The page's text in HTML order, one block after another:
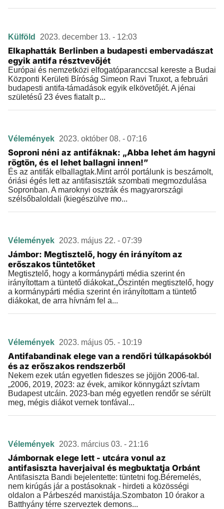
Külföld 2023. december 13. - 12:03
Elkaphatták Berlinben a budapesti embervadászat
egyik antifa résztvevőjét
Európai és nemzetközi elfogatóparanccsal kereste a Budai
Központi Kerületi Bíróság Simeon Ravi Truxot, a februári
budapesti antifa-támadások egyik elkövetőjét. A jénai
születésű 23 éves fiatalt p...
Vélemények 2023. október 08. - 07:16
Soproni néni az antifáknak: „Abba lehet ám hagyni
rögtön, és el lehet ballagni innen!”
És az antifák elballagtak.Mint arról portálunk is beszámolt,
óriási égés lett az antifasiszták szombati megmozdulása
Sopronban. A maroknyi osztrák és magyarországi
szélsőbaloldali (kiegészülve mo...
Vélemények 2023. május 22. - 07:39
Jámbor: Megtisztelő, hogy én irányítom az
erőszakos tüntetőket
Megtisztelő, hogy a kormánypárti média szerint én
irányítottam a tüntető diákokat.„Őszintén megtisztelő, hogy
a kormánypárti média szerint én irányítottam a tüntető
diákokat, de arra hívnám fel a...
Vélemények 2023. május 05. - 10:19
Antifabandinak elege van a rendőri túlkapásokból
és az erőszakos rendszerből
Nekem ezek után egyetlen fideszes se jöjjön 2006-tal.
„2006, 2019, 2023: az évek, amikor könnygázt szívtam
Budapest utcáin. 2023-ban még egyetlen rendőr se sérült
meg, mégis diákot vernek tonfával...
Vélemények 2023. március 03. - 21:16
Jámbornak elege lett - utcára vonul az
antifasiszta haverjaival és megbuktatja Orbánt
Antifasiszta Bandi bejelentette: tüntetni fog.Béremelés,
nem kirúgás jár a postásoknak - hirdeti a közösségi
oldalon a Párbeszéd marxistája.Szombaton 10 órakor a
Batthyány térre szerveztek demons...